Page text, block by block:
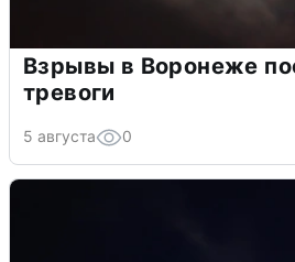
Взрывы в Воронеже
тревоги
5 августа 0